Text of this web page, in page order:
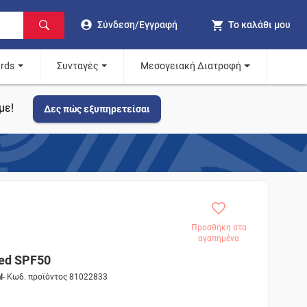
Σύνδεση/Εγγραφή Το καλάθι μου
Συνταγές Μεσογειακή Διατροφή
Δες πώς εξυπηρετείσαι
Προσθήκη στα
αγαπημένα
SPF50
- Κωδ. προϊόντος 81022833